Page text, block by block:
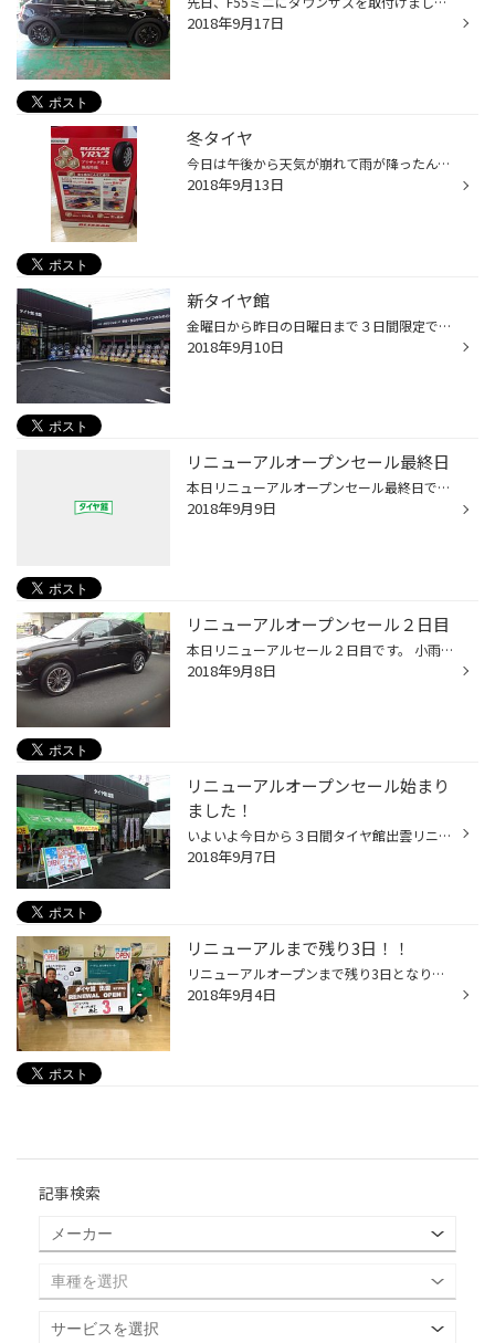
2018年9月17日
冬タイヤ
今日は午後から天気が崩れて雨が降ったんですが、そんな中ご来店頂きましたお客様ありがとうございます！ 最近朝や夜も急に冷えてきましたね(*_*) 体調が崩れやすいので皆さんお気を付けください↑ 冷えてきた＝冬＝スタッドレスタイヤの時期が近づいてきましたね。 当店ではもうスタッドレスタイヤ...
2018年9月13日
新タイヤ館
金曜日から昨日の日曜日まで３日間限定でリニューアルオープンセールをしました！！ 3日間多くのお客様にご来店頂き本当にありがとうございました。 そして今日から通常営業になりますが、新タイヤ館としてスタートです。 引き続きですが、１２月以外の１日～１０日の間はレディースウィークを開催...
2018年9月10日
リニューアルオープンセール最終日
本日リニューアルオープンセール最終日です☆ あいにくの雨模様ですが無事に開催致します。 早期でスタッドレスタイヤがお得になっておりますし、夏タイヤももちろんお買い得です。 タイヤ購入のお客様は豪華景品付きガラポンがあります。 来店して頂いたお客様には無料で蕎麦・フランクフルト・ジュ...
2018年9月9日
リニューアルオープンセール２日目
本日リニューアルセール２日目です。 小雨が降る中多くのお客様にご来店頂いております。 明日が最終日になります。 雨が降らなかったらいいのですが( ;∀;) タイヤご購入のお客様には豪華景品付きガラポンがありますので是非ご来店ください(^_^)/ スタッドレスも早期予約でお安くなっておりますので...
2018年9月8日
リニューアルオープンセール始まり
ました！
いよいよ今日から３日間タイヤ館出雲リニューアルオープンセール開催致します♪ ご来店のお客様に出雲名物出雲そばやフランクフルトをご用意しております(*^^)v その他にも豪華景品が当たるお買い上げ抽選会を実施しています！ 生まれ変わったタイヤ館出雲に是非お越しください(*^^*)
2018年9月7日
リニューアルまで残り3日！！
リニューアルオープンまで残り3日となりましたー！！出雲のメンバーだけでなくタイヤセンター雲南のメンバーにも手伝ってもらいオープンまで精一杯準備をしております！！(^^♪ 外も中も大幅に変わっております！先日ポール看板も新ロゴに変わりましたー！ リニューアルオープンは9月7日です 当日は...
2018年9月4日
記事検索